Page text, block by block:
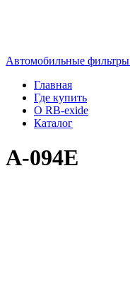
Автомобильные фильтры
Главная
Где купить
О RB-exide
Каталог
A-094E